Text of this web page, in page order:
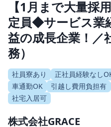
【1月まで大量採
定員◆サービス業
益の成長企業！／
務）
社員寮あり 正社員経験なし
車通勤OK
引越し費用負担有
社宅入居可
株式会社GRACE